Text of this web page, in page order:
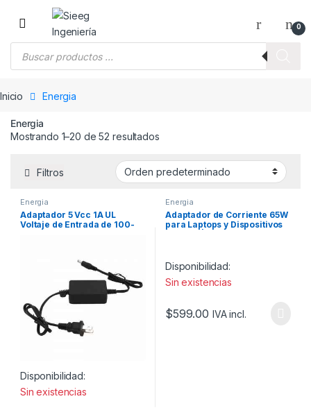
Saltar a la navegación
Saltar al contenido
0
Inicio Energia
Energia
Mostrando 1–20 de 52 resultados
Filtros
Energia
Adaptador 5 Vcc 1A UL
Voltaje de Entrada de 100-
Disponibilidad:
Sin existencias
Energia
Adaptador de Corriente 65W
para Laptops y Dispositivos
Disponibilidad:
Sin existencias
$599.00 IVA incl.